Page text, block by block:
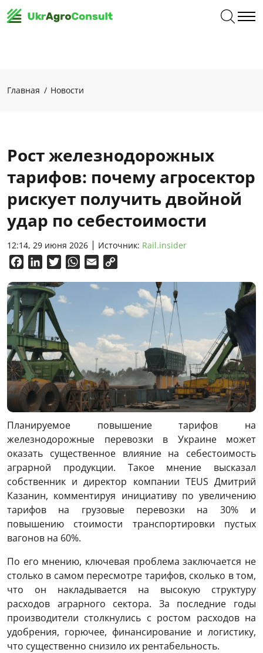
Главная Новости
Рост железнодорожных
тарифов: почему агросектор
рискует получить двойной
удар по себестоимости
12:14, 29 июня 2026 Источник: Rail.insider
FacebookLinkedInTwitterWhatsApp
Email
Планируемое повышение тарифов на
железнодорожные перевозки в Украине может
оказать существенное влияние на себестоимость
аграрной продукции. Такое мнение высказал
собственник и директор компании TEUS Дмитрий
Казанин, комментируя инициативу по увеличению
тарифов на грузовые перевозки на 30% и
повышению стоимости транспортировки пустых
вагонов на 60%.
По его мнению, ключевая проблема заключается не
столько в самом пересмотре тарифов, сколько в том,
что он накладывается на высокую структуру
расходов аграрного сектора. За последние годы
производители столкнулись с ростом расходов на
удобрения, горючее, финансирование и логистику,
что существенно снизило их рентабельность.